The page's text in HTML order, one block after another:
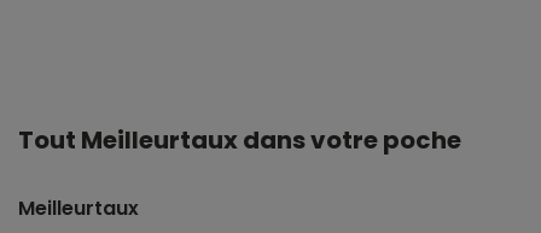
Tout Meilleurtaux dans votre poche
Meilleurtaux